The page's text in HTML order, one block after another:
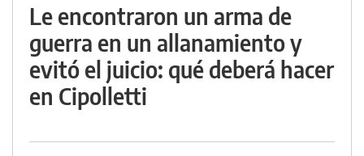
Le encontraron un arma de
guerra en un allanamiento y
evitó el juicio: qué deberá hacer
en Cipolletti